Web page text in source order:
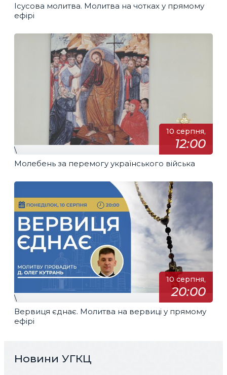
Ісусова молитва. Молитва на чотках у прямому
ефірі
10 серпня,
12:00
\
Молебень за перемогу українського війська
10 серпня,
20:00
\
Вервиця єднає. Молитва на вервиці у прямому
ефірі
Новини УГКЦ